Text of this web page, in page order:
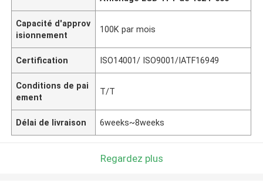
Capacité d'approv
isionnement
100K par mois
Certification ISO14001/ ISO9001/IATF16949
Conditions de pai
ement
T/T
Délai de livraison 6weeks~8weeks
Regardez plus